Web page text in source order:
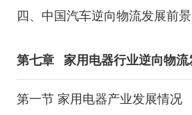
四、中国汽车逆向物流发展前景
第七章 家用电器行业逆向物
第一节 家用电器产业发展情况